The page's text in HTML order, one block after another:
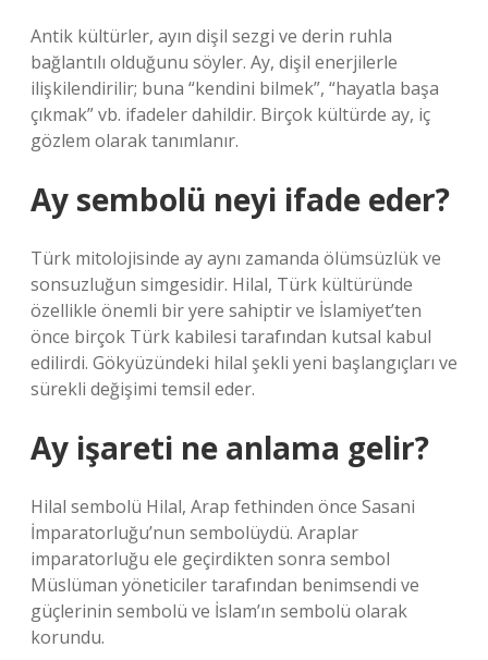
Antik kültürler, ayın dişil sezgi ve derin ruhla
bağlantılı olduğunu söyler. Ay, dişil enerjilerle
ilişkilendirilir; buna “kendini bilmek”, “hayatla başa
çıkmak” vb. ifadeler dahildir. Birçok kültürde ay, iç
gözlem olarak tanımlanır.
Ay sembolü neyi ifade eder?
Türk mitolojisinde ay aynı zamanda ölümsüzlük ve
sonsuzluğun simgesidir. Hilal, Türk kültüründe
özellikle önemli bir yere sahiptir ve İslamiyet’ten
önce birçok Türk kabilesi tarafından kutsal kabul
edilirdi. Gökyüzündeki hilal şekli yeni başlangıçları ve
sürekli değişimi temsil eder.
Ay işareti ne anlama gelir?
Hilal sembolü Hilal, Arap fethinden önce Sasani
İmparatorluğu’nun sembolüydü. Araplar
imparatorluğu ele geçirdikten sonra sembol
Müslüman yöneticiler tarafından benimsendi ve
güçlerinin sembolü ve İslam’ın sembolü olarak
korundu.